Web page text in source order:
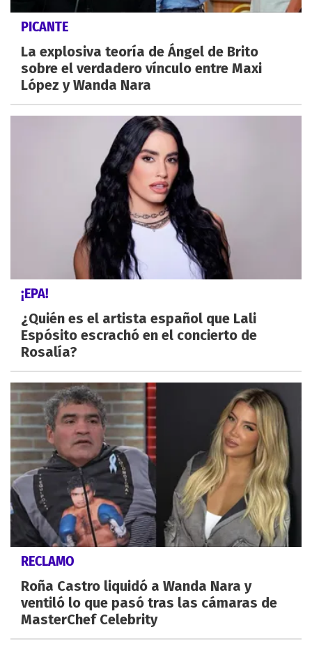
PICANTE
La explosiva teoría de Ángel de Brito
sobre el verdadero vínculo entre Maxi
López y Wanda Nara
¡EPA!
¿Quién es el artista español que Lali
Espósito escrachó en el concierto de
Rosalía?
RECLAMO
Roña Castro liquidó a Wanda Nara y
ventiló lo que pasó tras las cámaras de
MasterChef Celebrity